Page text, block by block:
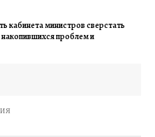
кабинета министров сверстать
проблем и